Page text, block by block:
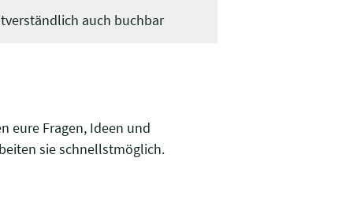
auch buchbar
eure Fragen, Ideen und
sie schnellstmöglich.